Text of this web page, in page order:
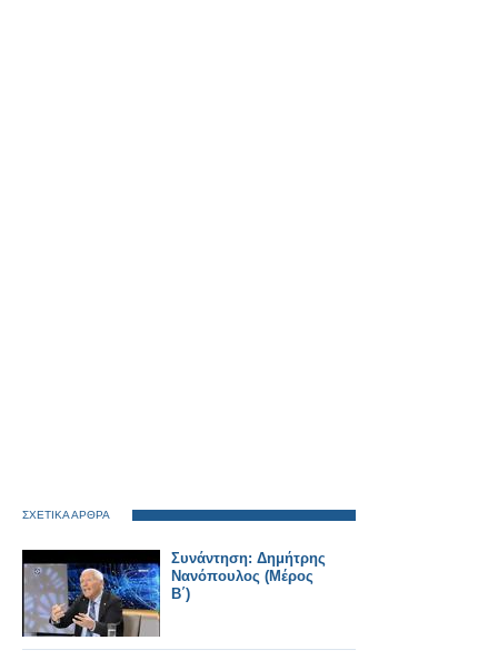
ΣΧΕΤΙΚΑ ΑΡΘΡΑ
Συνάντηση: Δημήτρης
Νανόπουλος (Μέρος
Β΄)